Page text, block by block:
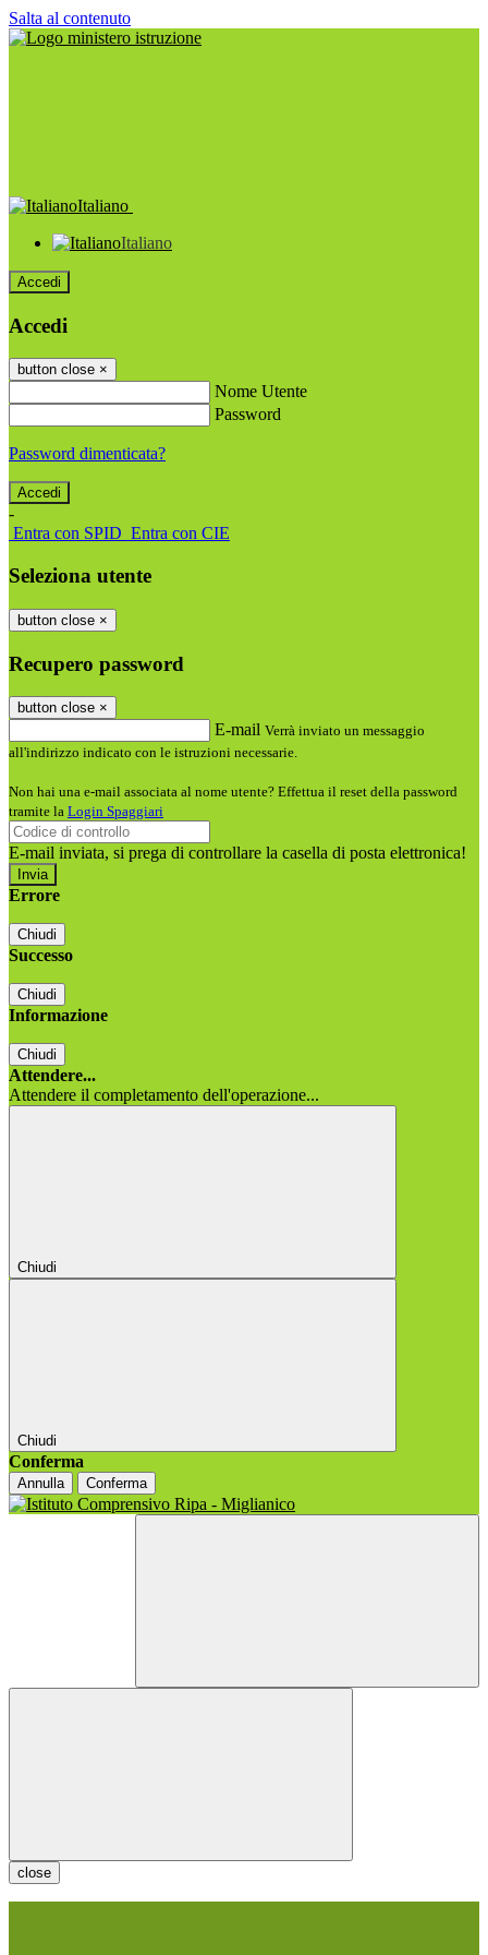
Salta al contenuto
Italiano
Italiano
Accedi
Accedi
button close ×
Nome Utente
Password
Password dimenticata?
-
Entra con SPID Entra con CIE
Seleziona utente
button close ×
Recupero password
button close ×
E-mail Verrà inviato un messaggio
all'indirizzo indicato con le istruzioni necessarie.
Non hai una e-mail associata al nome utente? Effettua il reset della password
tramite la Login Spaggiari
E-mail inviata, si prega di controllare la casella di posta elettronica!
Errore
Chiudi
Successo
Chiudi
Informazione
Chiudi
Attendere...
Attendere il completamento dell'operazione...
Chiudi
Chiudi
Conferma
Annulla Conferma
close